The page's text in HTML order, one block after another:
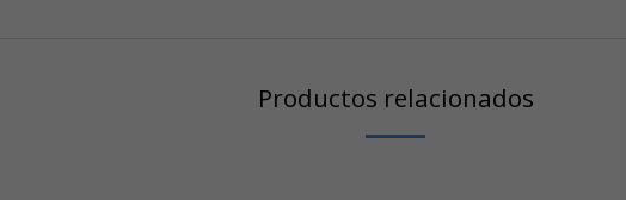
Productos relacionados